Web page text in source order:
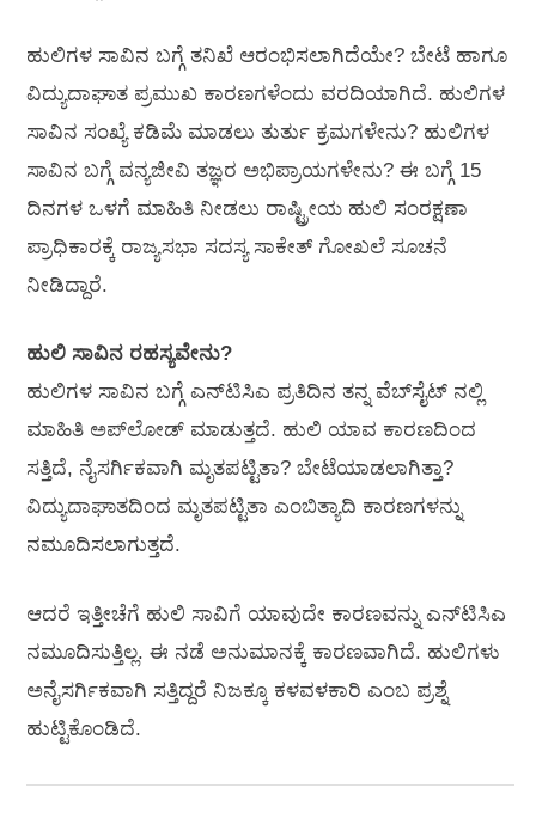
ಹುಲಿಗಳ ಸಾವಿನ ಬಗ್ಗೆ ತನಿಖೆ ಆರಂಭಿಸಲಾಗಿದೆಯೇ? ಬೇಟೆ ಹಾಗೂ
ವಿದ್ಯುದಾಘಾತ ಪ್ರಮುಖ ಕಾರಣಗಳೆಂದು ವರದಿಯಾಗಿದೆ. ಹುಲಿಗಳ
ಸಾವಿನ ಸಂಖ್ಯೆ ಕಡಿಮೆ ಮಾಡಲು ತುರ್ತು ಕ್ರಮಗಳೇನು? ಹುಲಿಗಳ
ಸಾವಿನ ಬಗ್ಗೆ ವನ್ಯಜೀವಿ ತಜ್ಞರ ಅಭಿಪ್ರಾಯಗಳೇನು? ಈ ಬಗ್ಗೆ 15
ದಿನಗಳ ಒಳಗೆ ಮಾಹಿತಿ ನೀಡಲು ರಾಷ್ಟ್ರೀಯ ಹುಲಿ ಸಂರಕ್ಷಣಾ
ಪ್ರಾಧಿಕಾರಕ್ಕೆ ರಾಜ್ಯಸಭಾ ಸದಸ್ಯ ಸಾಕೇತ್ ಗೋಖಲೆ ಸೂಚನೆ
ನೀಡಿದ್ದಾರೆ.
ಹುಲಿ ಸಾವಿನ ರಹಸ್ಯವೇನು?
ಹುಲಿಗಳ ಸಾವಿನ ಬಗ್ಗೆ ಎನ್‌ಟಿ‌ಸಿಎ ಪ್ರತಿದಿನ ತನ್ನ ವೆಬ್‌ಸೈಟ್‌ ನಲ್ಲಿ
ಮಾಹಿತಿ ಅಪ್‌ಲೋಡ್ ಮಾಡುತ್ತದೆ. ಹುಲಿ ಯಾವ ಕಾರಣದಿಂದ
ಸತ್ತಿದೆ, ನೈಸರ್ಗಿಕವಾಗಿ ಮೃತಪಟ್ಟಿತಾ? ಬೇಟೆಯಾಡಲಾಗಿತ್ತಾ?
ವಿದ್ಯುದಾಘಾತದಿಂದ ಮೃತಪಟ್ಟಿತಾ ಎಂಬಿತ್ಯಾದಿ ಕಾರಣಗಳನ್ನು
ನಮೂದಿಸಲಾಗುತ್ತದೆ.
ಆದರೆ ಇತ್ತೀಚೆಗೆ ಹುಲಿ ಸಾವಿಗೆ ಯಾವುದೇ ಕಾರಣವನ್ನು ಎನ್‌ಟಿ‌ಸಿಎ
ನಮೂದಿಸುತ್ತಿಲ್ಲ. ಈ ನಡೆ ಅನುಮಾನಕ್ಕೆ ಕಾರಣವಾಗಿದೆ. ಹುಲಿಗಳು
ಅನೈಸರ್ಗಿಕವಾಗಿ ಸತ್ತಿದ್ದರೆ ನಿಜಕ್ಕೂ ಕಳವಳಕಾರಿ ಎಂಬ ಪ್ರಶ್ನೆ
ಹುಟ್ಟಿಕೊಂಡಿದೆ.